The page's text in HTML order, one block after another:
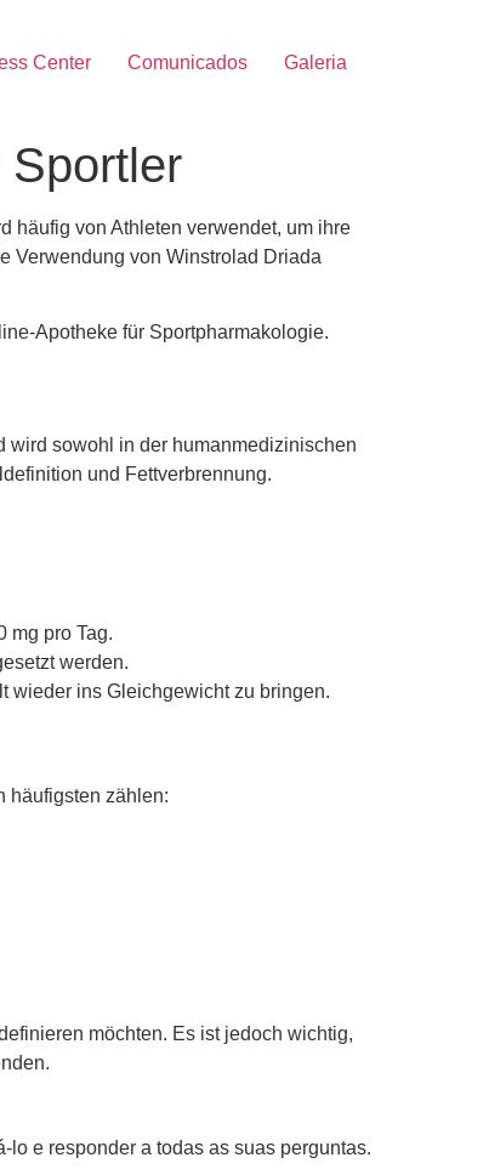
Center Comunicados Galeria
häufig von Athleten verwendet, um ihre
Verwendung von Winstrolad Driada
Apotheke für Sportpharmakologie.
wird sowohl in der humanmedizinischen
und Fettverbrennung.
mg pro Tag.
werden.
wieder ins Gleichgewicht zu bringen.
häufigsten zählen:
möchten. Es ist jedoch wichtig,
e responder a todas as suas perguntas.